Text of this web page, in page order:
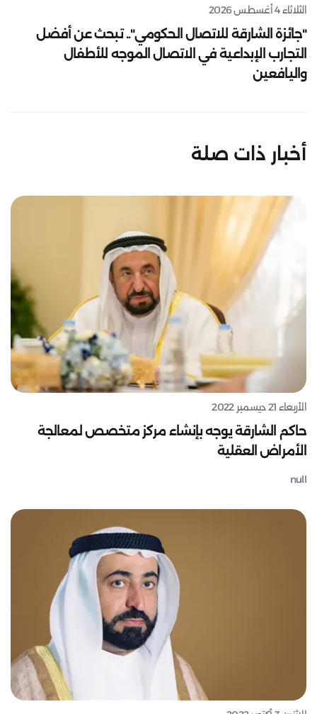
الثلاثاء 4 أغسطس 2026
"جائزة الشارقة للاتصال الحكومي".. تبحث عن أفضل
التجارب الإبداعية في الاتصال الموجه للأطفال
واليافعين
أخبار ذات صلة
الأربعاء 21 ديسمبر 2022
حاكم الشارقة يوجه بإنشاء مركز متخصص لمعالجة
الأمراض العقلية
null